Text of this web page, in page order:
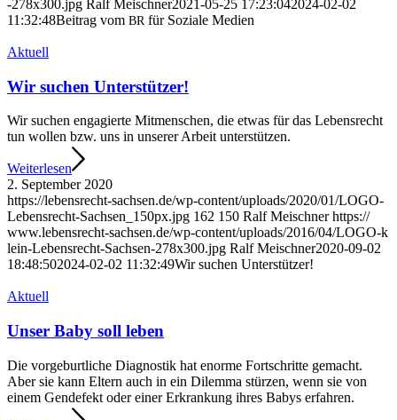
-​2​7​8​x​3​0​0​.​jpg Ralf Mei­sch­ner2021-05-25 17:23:042024-02-02
11:32:48Bei­trag vom BR für Sozia­le Medien
Aktu­ell
Wir suchen Unterstützer!
Wir suchen enga­gier­te Mit­men­schen, die etwas für das Lebens­recht
tun wol­len bzw. uns in unse­rer Arbeit unter­stüt­zen.
Wei­ter­le­sen
2. Sep­tem­ber 2020
https://​lebens​recht​-sach​sen​.de/​w​p​-​c​o​n​t​e​n​t​/​u​p​l​o​a​d​s​/​2​0​2​0​/​0​1​/​L​O​G​O​-​
L​e​b​e​n​s​r​e​c​h​t​-​S​a​c​h​s​e​n​_​1​5​0​p​x​.​jpg 162 150 Ralf Mei­sch­ner https://​
www​.lebens​recht​-sach​sen​.de/​w​p​-​c​o​n​t​e​n​t​/​u​p​l​o​a​d​s​/​2​0​1​6​/​0​4​/​L​O​G​O​-​k​
l​e​i​n​-​L​e​b​e​n​s​r​e​c​h​t​-​S​a​c​h​s​e​n​-​2​7​8​x​3​0​0​.​jpg Ralf Mei­sch­ner2020-09-02
18:48:502024-02-02 11:32:49Wir suchen Unterstützer!
Aktu­ell
Unser Baby soll leben
Die vor­ge­burt­li­che Dia­gnos­tik hat enor­me Fort­schrit­te gemacht.
Aber sie kann Eltern auch in ein Dilem­ma stür­zen, wenn sie von
einem Gen­de­fekt oder einer Erkran­kung ihres Babys erfah­ren.